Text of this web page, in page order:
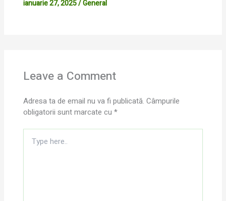
ianuarie 27, 2025/General
Leave a Comment
Adresa ta de email nu va fi publicată. Câmpurile
obligatorii sunt marcate cu *
here..